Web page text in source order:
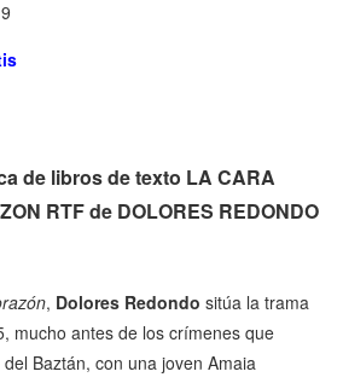
de libros de texto LA CARA
RTF de DOLORES REDONDO
, Dolores Redondo sitúa la trama
mucho antes de los crímenes que
Baztán, con una joven Amaia